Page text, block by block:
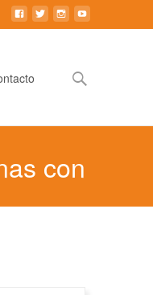
Buscar:
con